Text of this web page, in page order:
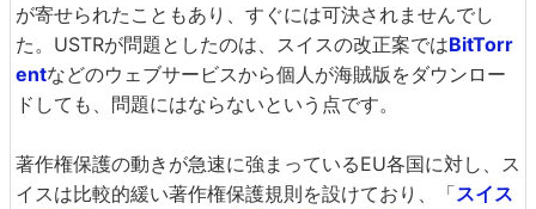
が寄せられたこともあり、すぐには可決されませんでし
た。USTRが問題としたのは、スイスの改正案ではBitTorr
entなどのウェブサービスから個人が海賊版をダウンロー
ドしても、問題にはならないという点です。
著作権保護の動きが急速に強まっているEU各国に対し、ス
イスは比較的緩い著作権保護規則を設けており、「スイス